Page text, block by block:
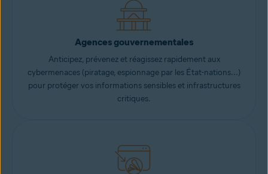
Agences gouvernementales
Anticipez, prévenez et réagissez rapidement aux
cybermenaces (piratage, espionnage par les État-nations...)
pour protéger vos informations sensibles et infrastructures
critiques.